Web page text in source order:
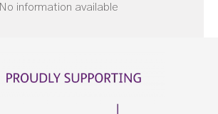
No information available